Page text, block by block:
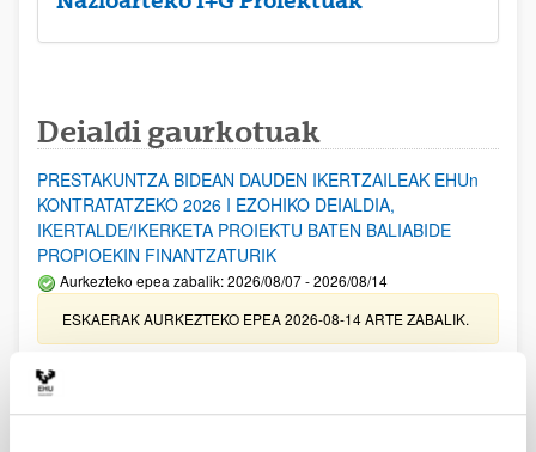
Deialdi gaurkotuak
PRESTAKUNTZA BIDEAN DAUDEN IKERTZAILEAK EHUn
KONTRATATZEKO 2026 I EZOHIKO DEIALDIA,
IKERTALDE/IKERKETA PROIEKTU BATEN BALIABIDE
PROPIOEKIN FINANTZATURIK
Aurkezteko epea zabalik: 2026/08/07 - 2026/08/14
ESKAERAK AURKEZTEKO EPEA 2026-08-14 ARTE ZABALIK.
UPV/EHUn Azpiegitura Zientifikoa eta Funts Bibliografikoak
erosi eta berritzeko laguntzak 2026